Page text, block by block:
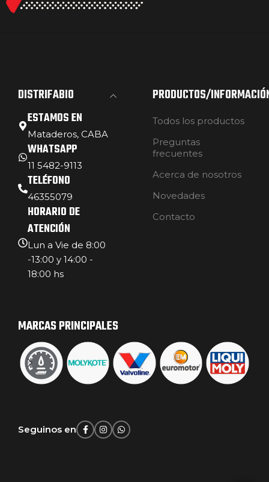
DISTRIFABIO
ESTAMOS EN
Mataderos, CABA
WHATSAPP
11 5482-9113
TELÉFONO
46355079
HORARIO DE
ATENCIÓN
Lun a Vie de 8:00
-13:00 y 14:00 -
18:00 hs
PRODUCTOS/
Todos los productos
Preguntas
frecuentes
Acerca de nosotros
Novedades
Contacto
MARCAS PRINCIPALES
Seguinos en